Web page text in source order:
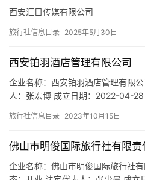
西安汇目传媒有限公司
旅行社信息目录 2025年5月30日
西安铂羽酒店管理有限公司
企业名称：西安铂羽酒店管理有限
人：张宏博 成立日期：2022-04-28
91610112MA7MLFJG7R 注册地址
目：酒店管理；日用品销售…
旅行社信息目录 2023年10月15日
佛山市明俊国际旅行社有限责
企业名称：佛山市明俊国际旅行社